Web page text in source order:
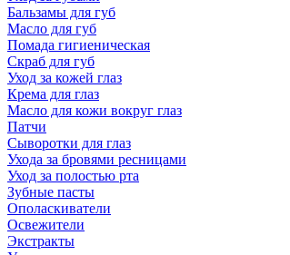
Бальзамы для губ
Масло для губ
Помада гигиеническая
Скраб для губ
Уход за кожей глаз
Крема для глаз
Масло для кожи вокруг глаз
Патчи
Сыворотки для глаз
Ухода за бровями ресницами
Уход за полостью рта
Зубные пасты
Ополаскиватели
Освежители
Экстракты